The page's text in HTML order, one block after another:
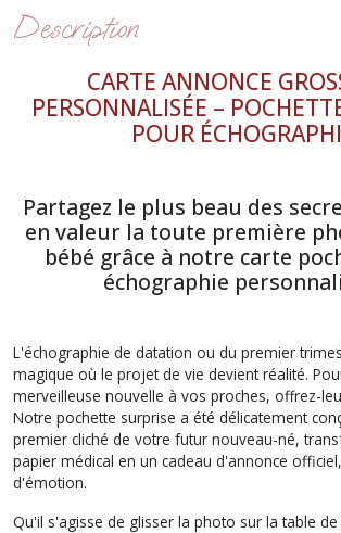
Description
CARTE ANNONCE
PERSONNALISÉE –
POUR
Partagez le plus beau des
en valeur la toute première
bébé grâce à notre carte
échographie
L'échographie de datation ou du premier
magique où le projet de vie devient réalité.
merveilleuse nouvelle à vos proches, offrez-
Notre pochette surprise a été délicatement
premier cliché de votre futur nouveau-né,
papier médical en un cadeau d'annonce
d'émotion.
Qu'il s'agisse de glisser la photo sur la table